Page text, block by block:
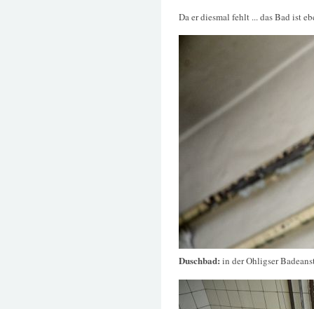
Da er diesmal fehlt ... das Bad ist
Duschbad: in der Ohligser